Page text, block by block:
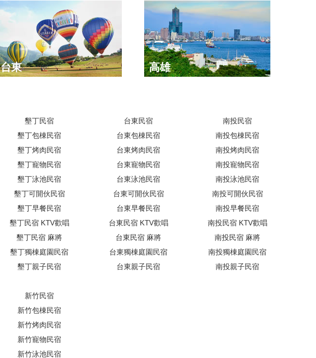
台東 高雄
墾丁民宿
墾丁包棟民宿
墾丁烤肉民宿
墾丁寵物民宿
墾丁泳池民宿
墾丁可開伙民宿
墾丁早餐民宿
墾丁民宿 KTV歡唱
墾丁民宿 麻將
墾丁獨棟庭園民宿
墾丁親子民宿
台東民宿
台東包棟民宿
台東烤肉民宿
台東寵物民宿
台東泳池民宿
台東可開伙民宿
台東早餐民宿
台東民宿 KTV歡唱
台東民宿 麻將
台東獨棟庭園民宿
台東親子民宿
南投民宿
南投包棟民宿
南投烤肉民宿
南投寵物民宿
南投泳池民宿
南投可開伙民宿
南投早餐民宿
南投民宿 KTV歡唱
南投民宿 麻將
南投獨棟庭園民宿
南投親子民宿
新竹民宿
新竹包棟民宿
新竹烤肉民宿
新竹寵物民宿
新竹泳池民宿